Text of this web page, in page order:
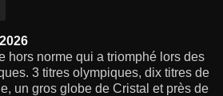
hors norme qui a triomphé lors des
3 titres olympiques, dix titres de
un gros globe de Cristal et près de